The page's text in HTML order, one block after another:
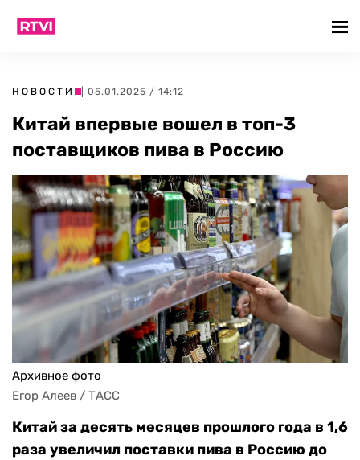
НОВОСТИ | 05.01.2025 / 14:12
Китай впервые вошел в топ-3
поставщиков пива в Россию
Архивное фото
Егор Алеев / ТАСС
Китай за десять месяцев прошлого года в 1,6
раза увеличил поставки пива в Россию до